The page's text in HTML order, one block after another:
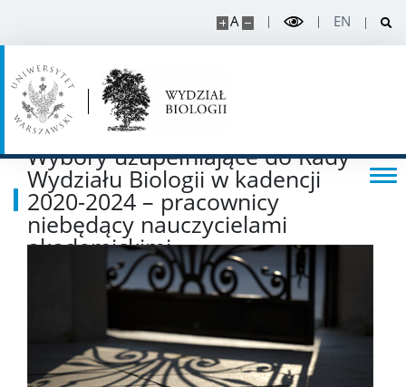
A EN
Rekrutacja projekty
Rekrutacja na doktorat
PRACOWNIK
Intranet
SAP
Wybory uzupełniające do Rady
Wydziału Biologii w kadencji
2020-2024 – pracownicy
niebędący nauczycielami
akademickimi